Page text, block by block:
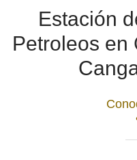
Estación
Petroleos en